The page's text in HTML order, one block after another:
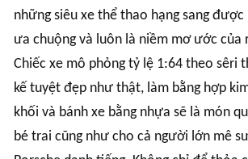
những siêu xe thể thao hạng sang
ưa chuộng và luôn là niềm mơ ước của
Chiếc xe mô phỏng tỷ lệ 1:64 theo sêri
kế tuyệt đẹp như thật, làm bằng hợp
khối và bánh xe bằng nhựa sẽ là món
bé trai cũng như cho cả người lớn mê